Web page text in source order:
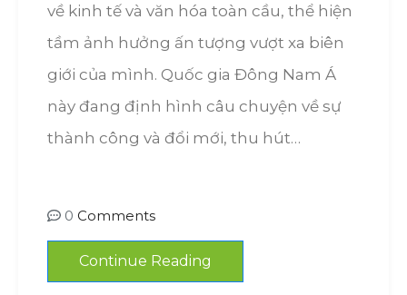
về kinh tế và văn hóa toàn cầu, thể hiện
tầm ảnh hưởng ấn tượng vượt xa biên
giới của mình. Quốc gia Đông Nam Á
này đang định hình câu chuyện về sự
thành công và đổi mới, thu hút…
0 Comments
Continue Reading